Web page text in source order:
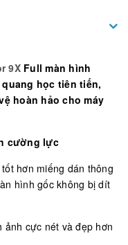
9XFull màn hình
học tiên tiến,
hoàn hảo cho máy
cường lực
hơn miếng dán thông
hình gốc không bị dít
ảnh cực nét và đẹp hơn